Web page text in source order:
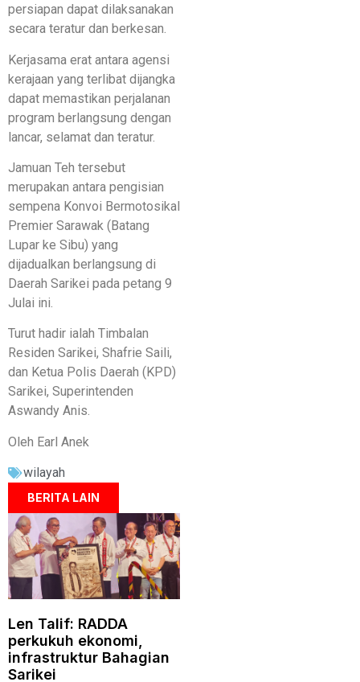
persiapan dapat dilaksanakan
secara teratur dan berkesan.
Kerjasama erat antara agensi
kerajaan yang terlibat dijangka
dapat memastikan perjalanan
program berlangsung dengan
lancar, selamat dan teratur.
Jamuan Teh tersebut
merupakan antara pengisian
sempena Konvoi Bermotosikal
Premier Sarawak (Batang
Lupar ke Sibu) yang
dijadualkan berlangsung di
Daerah Sarikei pada petang 9
Julai ini.
Turut hadir ialah Timbalan
Residen Sarikei, Shafrie Saili,
dan Ketua Polis Daerah (KPD)
Sarikei, Superintenden
Aswandy Anis.
Oleh Earl Anek
wilayah
BERITA LAIN
Len Talif: RADDA
perkukuh ekonomi,
infrastruktur Bahagian
Sarikei